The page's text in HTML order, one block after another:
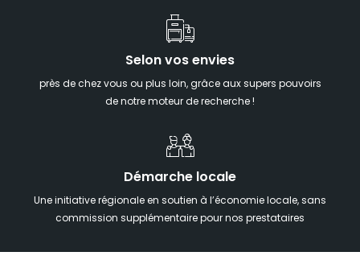
Selon vos envies
près de chez vous ou plus loin, grâce aux supers pouvoirs
de notre moteur de recherche !
Démarche locale
Une initiative régionale en soutien à l’économie locale, sans
commission supplémentaire pour nos prestataires